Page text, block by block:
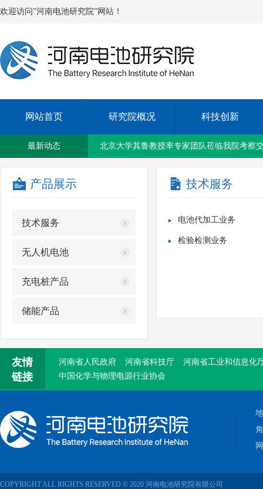
欢迎访问”河南电池研究院”网站！
网站首页 研究院概况 科技创新
最新动态
新乡国资集团与新乡铁塔公司签订战略合作
北京大学其鲁教授率专家团队莅临我院考察
我院召开2023年上半年度工作会议
洛阳紫光太阳能应用技术研究院院长兰琴一
省委改革办调研组莅临我院参观调研
技术服务
电池代加工业务
检验检测业务
产品展示
技术服务
无人机电池
充电桩产品
储能产品
友情
链接
河南省人民政府 河南省科技厅
河南省工业和信息化
中国化学与物理电源行业协会
角
COPYRIGHT ALL RIGHTS RESERVED © 2020 河南电池研究院有限公司